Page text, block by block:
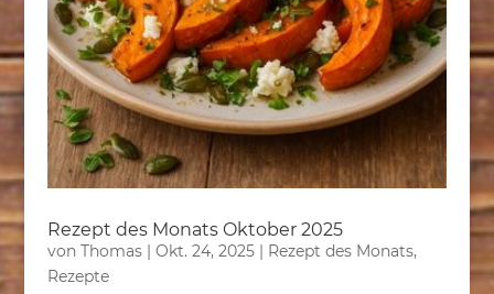
Rezept des Monats Oktober 2025
von Thomas| Okt. 24, 2025| Rezept des Monats,
Rezepte